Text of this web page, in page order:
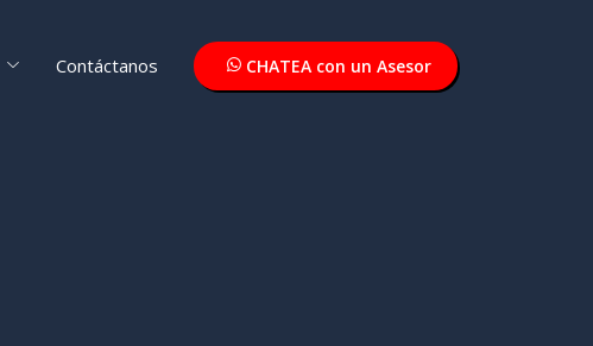
Contáctanos CHATEA con un Asesor